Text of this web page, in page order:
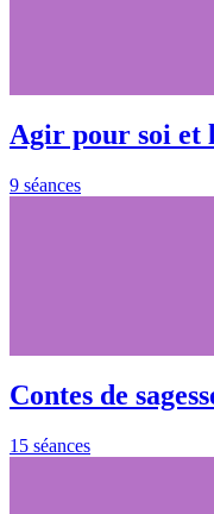
Agir pour soi et
9 séances
Contes de
15 séances